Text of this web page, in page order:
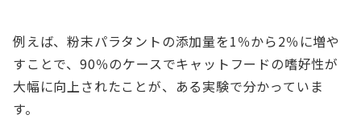
例えば、粉末パラタントの添加量を1％から2％に増や
すことで、90％のケースでキャットフードの嗜好性が
大幅に向上されたことが、ある実験で分かっていま
す。